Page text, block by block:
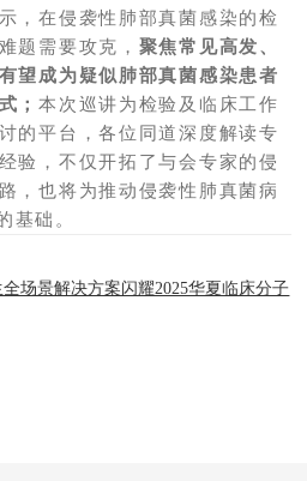
，在侵袭性肺部真菌感染的检
题需要攻克， 聚焦常见高发、
望成为疑似肺部真菌感染患者
； 本次巡讲为检验及临床工作
的平台，各位同道深度解读专
验，不仅开拓了与会专家的侵
，也将为推动侵袭性肺真菌病
基础。
场景解决方案闪耀2025华夏临床分子